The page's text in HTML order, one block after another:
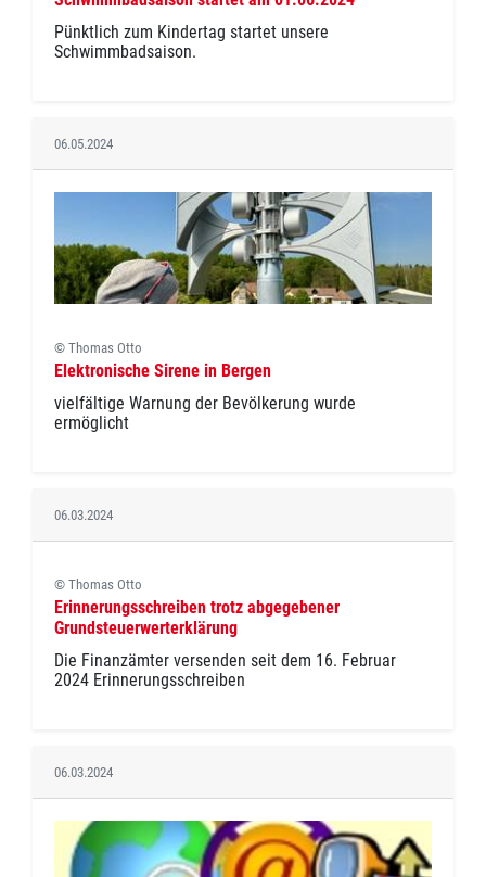
Pünktlich zum Kindertag startet unsere
Schwimmbadsaison.
Elektronische Sirene in Bergen
vielfältige Warnung der Bevölkerung wurde
ermöglicht
© Thomas Otto
06.05.2024
Erinnerungsschreiben trotz abgegebener
Grundsteuerwerterklärung
Die Finanzämter versenden seit dem 16. Februar
2024 Erinnerungsschreiben
© Thomas Otto
06.03.2024
06.03.2024